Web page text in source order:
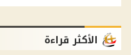
الأكثر قراءة